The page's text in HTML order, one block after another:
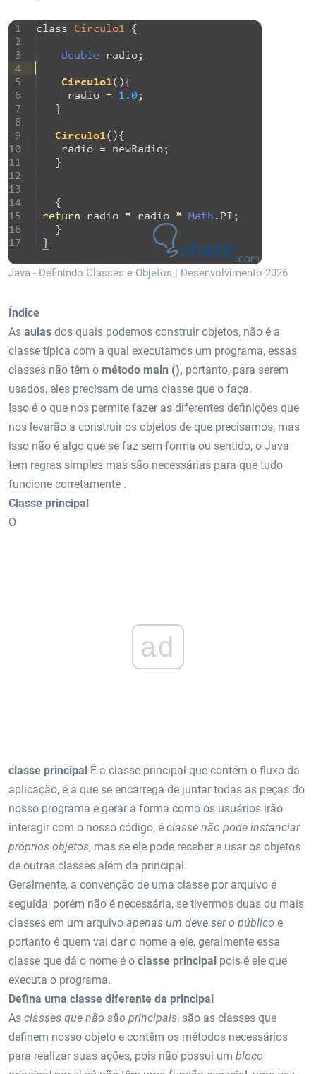
Java - Definindo Classes e Objetos | Desenvolvimento 2026
Índice
As aulas dos quais podemos construir objetos, não é a
classe típica com a qual executamos um programa, essas
classes não têm o método main (), portanto, para serem
usados, eles precisam de uma classe que o faça.
Isso é o que nos permite fazer as diferentes definições que
nos levarão a construir os objetos de que precisamos, mas
isso não é algo que se faz sem forma ou sentido, o Java
tem regras simples mas são necessárias para que tudo
funcione corretamente .
Classe principal
O
ad
classe principal É a classe principal que contém o fluxo da
aplicação, é a que se encarrega de juntar todas as peças do
nosso programa e gerar a forma como os usuários irão
interagir com o nosso código, é classe não pode instanciar
próprios objetos, mas se ele pode receber e usar os objetos
de outras classes além da principal.
Geralmente, a convenção de uma classe por arquivo é
seguida, porém não é necessária, se tivermos duas ou mais
classes em um arquivo apenas um deve ser o público e
portanto é quem vai dar o nome a ele, geralmente essa
classe que dá o nome é o classe principal pois é ele que
executa o programa.
Defina uma classe diferente da principal
As classes que não são principais, são as classes que
definem nosso objeto e contêm os métodos necessários
para realizar suas ações, pois não possui um bloco